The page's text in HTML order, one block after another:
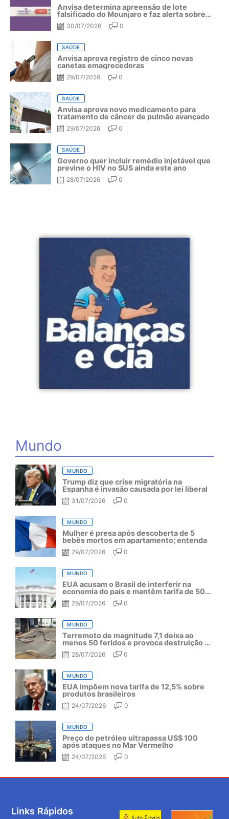
Anvisa determina apreensão de lote
falsificado do Mounjaro e faz alerta sobre
riscos do medicamento
30/07/2026 0
SAÚDE
Anvisa aprova registro de cinco novas
canetas emagrecedoras
29/07/2026 0
SAÚDE
Anvisa aprova novo medicamento para
tratamento de câncer de pulmão avançado
29/07/2026 0
SAÚDE
Governo quer incluir remédio injetável que
previne o HIV no SUS ainda este ano
28/07/2026 0
Mundo
MUNDO
Trump diz que crise migratória na
Espanha é invasão causada por lei liberal
31/07/2026 0
MUNDO
Mulher é presa após descoberta de 5
bebês mortos em apartamento; entenda
29/07/2026 0
MUNDO
EUA acusam o Brasil de interferir na
economia do país e mantêm tarifa de 50%
por mais um ano
29/07/2026 0
MUNDO
Terremoto de magnitude 7,1 deixa ao
menos 50 feridos e provoca destruição no
Japão
28/07/2026 0
MUNDO
EUA impõem nova tarifa de 12,5% sobre
produtos brasileiros
24/07/2026 0
MUNDO
Preço do petróleo ultrapassa US$ 100
após ataques no Mar Vermelho
24/07/2026 0
Links Rápidos